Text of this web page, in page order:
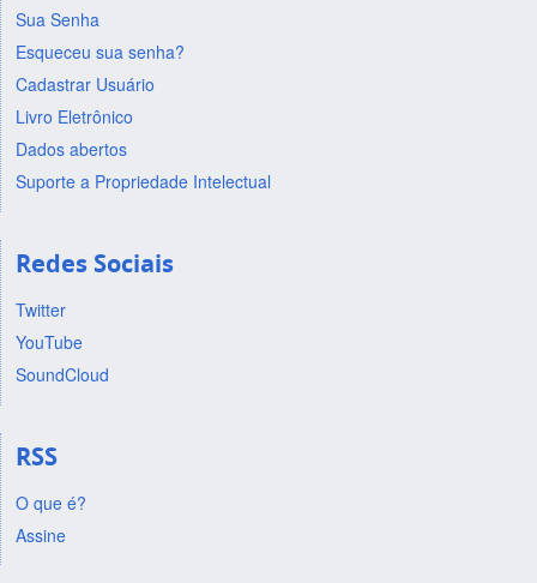
Sua Senha
Esqueceu sua senha?
Cadastrar Usuário
Livro Eletrônico
Dados abertos
Suporte a Propriedade Intelectual
Redes Sociais
Twitter
YouTube
SoundCloud
RSS
O que é?
Assine